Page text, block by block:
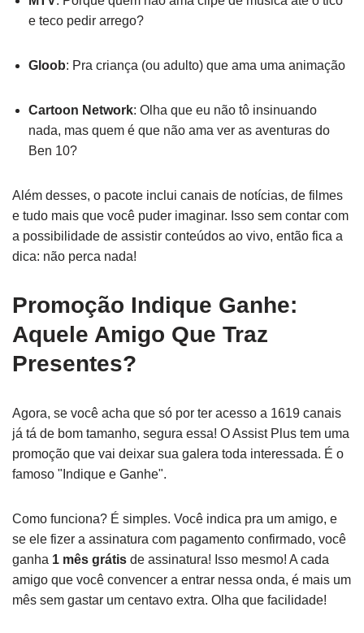
e teco pedir arrego?
Gloob: Pra criança (ou adulto) que ama uma animação
Cartoon Network: Olha que eu não tô insinuando
nada, mas quem é que não ama ver as aventuras do
Ben 10?
Além desses, o pacote inclui canais de notícias, de filmes
e tudo mais que você puder imaginar. Isso sem contar com
a possibilidade de assistir conteúdos ao vivo, então fica a
dica: não perca nada!
Promoção Indique Ganhe:
Aquele Amigo Que Traz
Presentes?
Agora, se você acha que só por ter acesso a 1619 canais
já tá de bom tamanho, segura essa! O Assist Plus tem uma
promoção que vai deixar sua galera toda interessada. É o
famoso "Indique e Ganhe".
Como funciona? É simples. Você indica pra um amigo, e
se ele fizer a assinatura com pagamento confirmado, você
ganha 1 mês grátis de assinatura! Isso mesmo! A cada
amigo que você convencer a entrar nessa onda, é mais um
mês sem gastar um centavo extra. Olha que facilidade!